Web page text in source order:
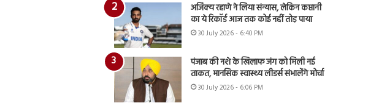
अजिंक्य रहाणे ने लिया संन्यास, लेकिन कप्तानी
का ये रिकॉर्ड आज तक कोई नहीं तोड़ पाया
30 July 2026 - 6:40 PM
पंजाब की नशे के खिलाफ जंग को मिली नई
ताकत, मानसिक स्वास्थ्य लीडर्स संभालेंगे मोर्चा
30 July 2026 - 6:06 PM